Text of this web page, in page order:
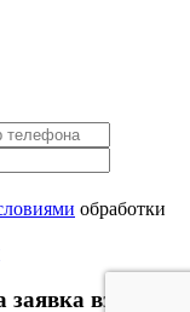
обработки
взята в